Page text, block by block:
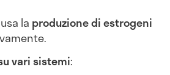
la produzione di estrogeni
vari sistemi: